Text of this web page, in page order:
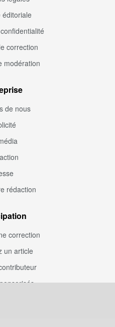
éditoriale
correction
modération
de nous
rédaction
correction
un article